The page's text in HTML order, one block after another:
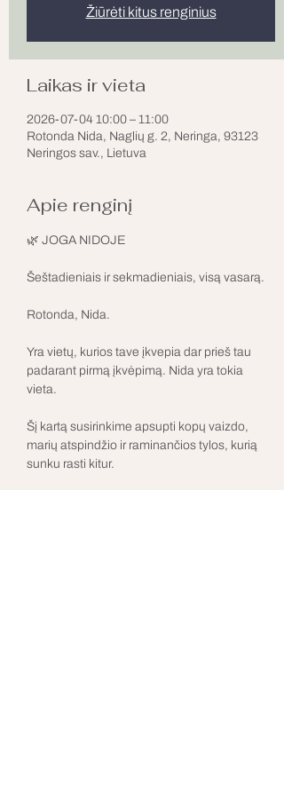
Žiūrėti kitus renginius
Laikas ir vieta
2026-07-04 10:00 – 11:00
Rotonda Nida, Naglių g. 2, Neringa, 93123
Neringos sav., Lietuva
Apie renginį
🌿 JOGA NIDOJE
Šeštadieniais ir sekmadieniais, visą vasarą.
Rotonda, Nida.
Yra vietų, kurios tave įkvepia dar prieš tau
padarant pirmą įkvėpimą. Nida yra tokia
vieta.
Šį kartą susirinkime apsupti kopų vaizdo,
marių atspindžio ir raminančios tylos, kurią
sunku rasti kitur.